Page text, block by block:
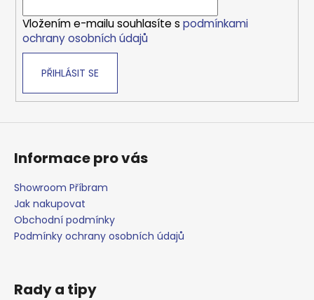
Vložením e-mailu souhlasíte s podmínkami
ochrany osobních údajů
PŘIHLÁSIT SE
Informace pro vás
Showroom Příbram
Jak nakupovat
Obchodní podmínky
Podmínky ochrany osobních údajů
Rady a tipy